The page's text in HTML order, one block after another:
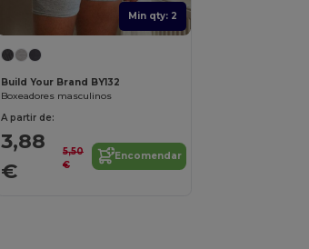
Min qty: 2
Build Your Brand BY132
Boxeadores masculinos
A partir de:
3,88
€
5,50
€
Encomendar